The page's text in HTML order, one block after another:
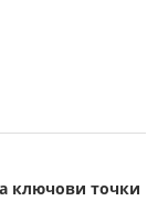
ключови точки